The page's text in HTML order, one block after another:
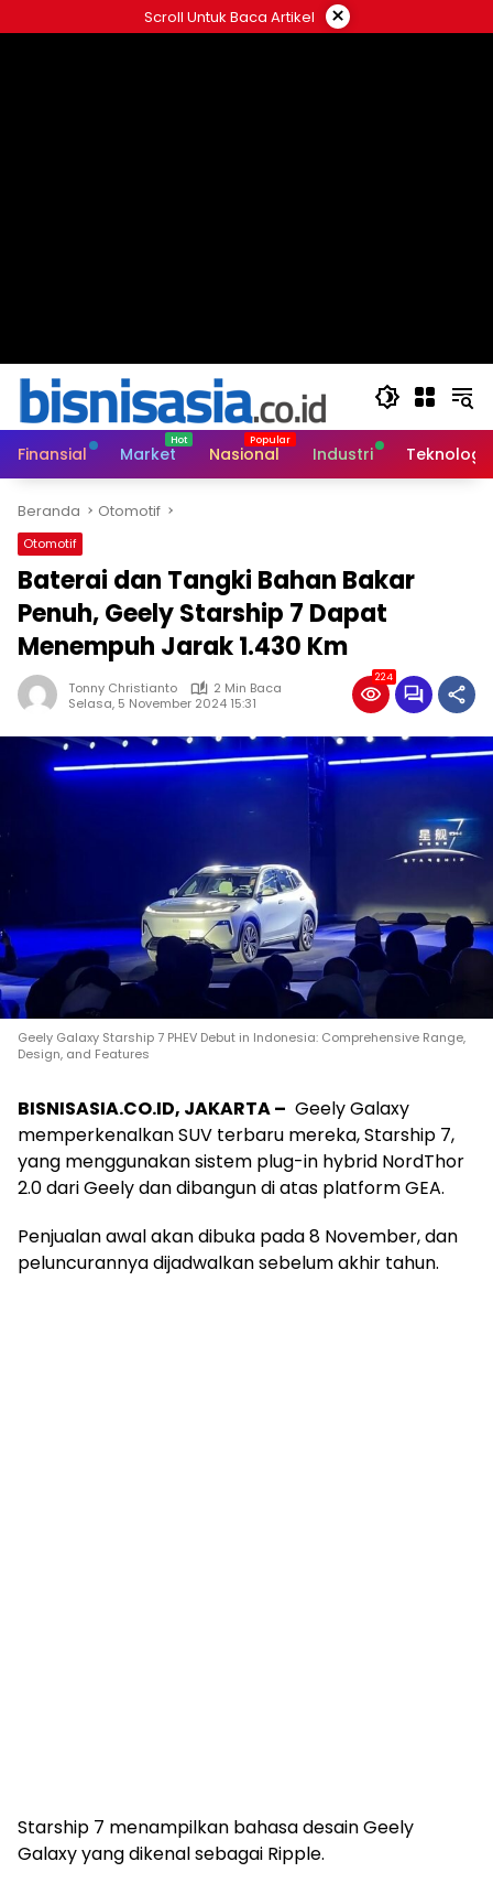
ke
Scroll Untuk Baca Artikel ×
Finansial Market Nasional Industri Teknologi
Beranda Otomotif
Otomotif
Baterai dan Tangki Bahan Bakar
Penuh, Geely Starship 7 Dapat
Menempuh Jarak 1.430 Km
Tonny Christianto
2 Min Baca
Selasa, 5 November 2024 15:31
224
Geely Galaxy Starship 7 PHEV Debut in Indonesia: Comprehensive Range,
Design, and Features
BISNISASIA.CO.ID, JAKARTA – Geely Galaxy
memperkenalkan SUV terbaru mereka, Starship 7,
yang menggunakan sistem plug-in hybrid NordThor
2.0 dari Geely dan dibangun di atas platform GEA.
Penjualan awal akan dibuka pada 8 November, dan
peluncurannya dijadwalkan sebelum akhir tahun.
Starship 7 menampilkan bahasa desain Geely
Galaxy yang dikenal sebagai Ripple.